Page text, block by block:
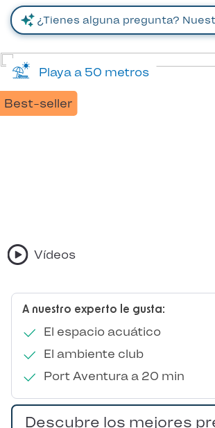
A nuestro experto le gusta:
El espacio acuático
El ambiente club
Port Aventura a 20 min
Best-seller
Vídeos
Playa a 50 metros
Descubre los mejores